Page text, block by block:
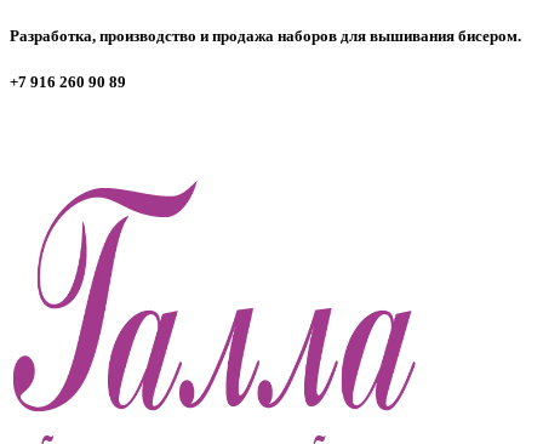
Разработка, производство и продажа наборов для вышивания бисером.
+7 916 260 90 89